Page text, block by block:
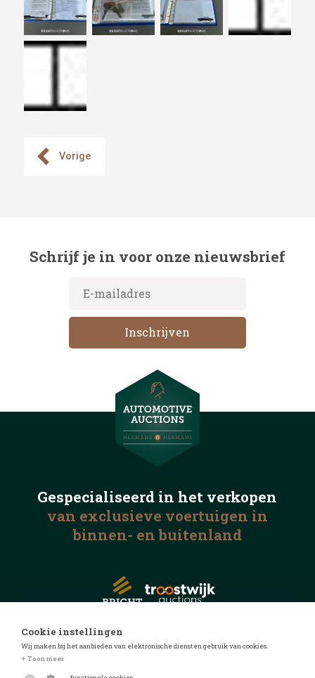
Vorige
Schrijf je in voor onze nieuwsbrief
Gespecialiseerd in het verkopen
van exclusieve voertuigen in
binnen- en buitenland
© 2026 Automotive Auctions
Privacyverklaring
Cookie instellingen
Wij maken bij het aanbieden van elektronische diensten gebruik van cookies.
+ Toon meer